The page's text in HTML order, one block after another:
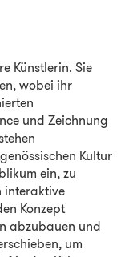
Künstlerin. Sie
wobei ihr
und Zeichnung
Kultur
ein, zu
interaktive
Konzept
abzubauen und
um